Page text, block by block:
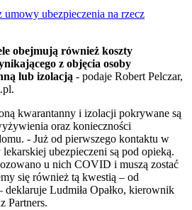
umowy ubezpieczenia na rzecz
obejmują również koszty
z objęcia osoby
lub izolacją - podaje Robert Pelczar,
kwarantanny i izolacji pokrywane są
oraz konieczności
- Już od pierwszego kontaktu w
ubezpieczeni są pod opieką.
u nich COVID i muszą zostać
się również tą kwestią – od
deklaruje Ludmiła Opałko, kierownik
Partners.